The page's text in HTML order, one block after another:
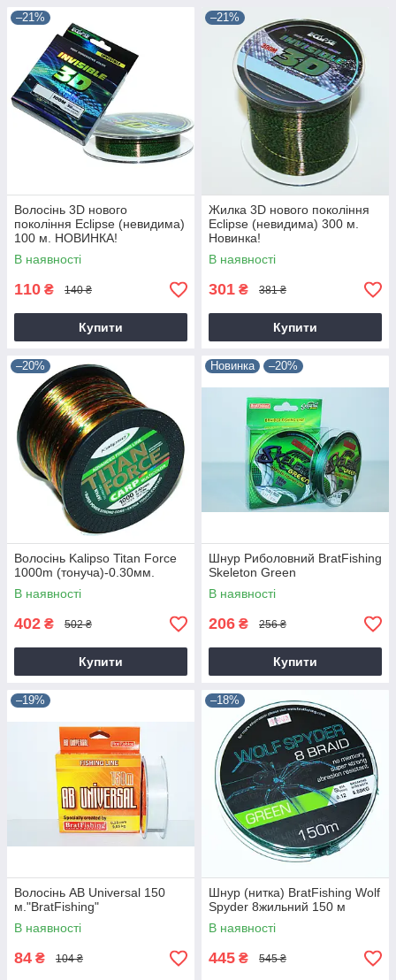
–21%
Волосінь 3D нового
покоління Eclipse (невидима)
100 м. НОВИНКА!
В наявності
110 ₴ 140 ₴
Купити
–21%
Жилка 3D нового покоління
Eclipse (невидима) 300 м.
Новинка!
В наявності
301 ₴ 381 ₴
Купити
–20%
Волосінь Kalipso Titan Force
1000m (тонуча)-0.30мм.
В наявності
402 ₴ 502 ₴
Купити
Новинка –20%
Шнур Риболовний BratFishing
Skeleton Green
В наявності
206 ₴ 256 ₴
Купити
–19%
Волосінь AB Universal 150
м."BratFishing"
В наявності
84 ₴ 104 ₴
–18%
Шнур (нитка) BratFishing Wolf
Spyder 8жильний 150 м
В наявності
445 ₴ 545 ₴